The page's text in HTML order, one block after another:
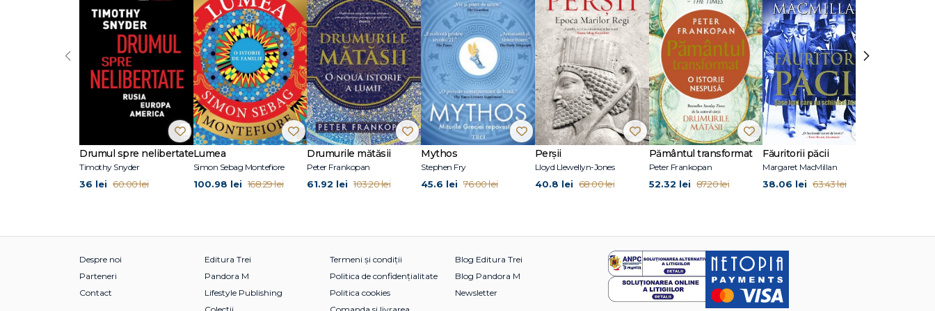
Drumul spre nelibertate
Timothy Snyder
36 lei 60.00 lei
Lumea
Simon Sebag Montefiore
100.98 lei 168.29 lei
Drumurile mătăsii
Peter Frankopan
61.92 lei 103.20 lei
Mythos
Stephen Fry
45.6 lei 76.00 lei
Perșii
Lloyd Llewellyn-Jones
40.8 lei 68.00 lei
Pământul transformat
Peter Frankopan
52.32 lei 87.20 lei
Făuritorii păcii
Margaret MacMillan
38.06 lei 63.43 lei
‹ ›
Despre noi
Parteneri
Contact
Editura Trei
Pandora M
Lifestyle Publishing
Termeni și condiții
Politica de confidențialitate
Politica cookies
Blog Editura Trei
Blog Pandora M
Newsletter